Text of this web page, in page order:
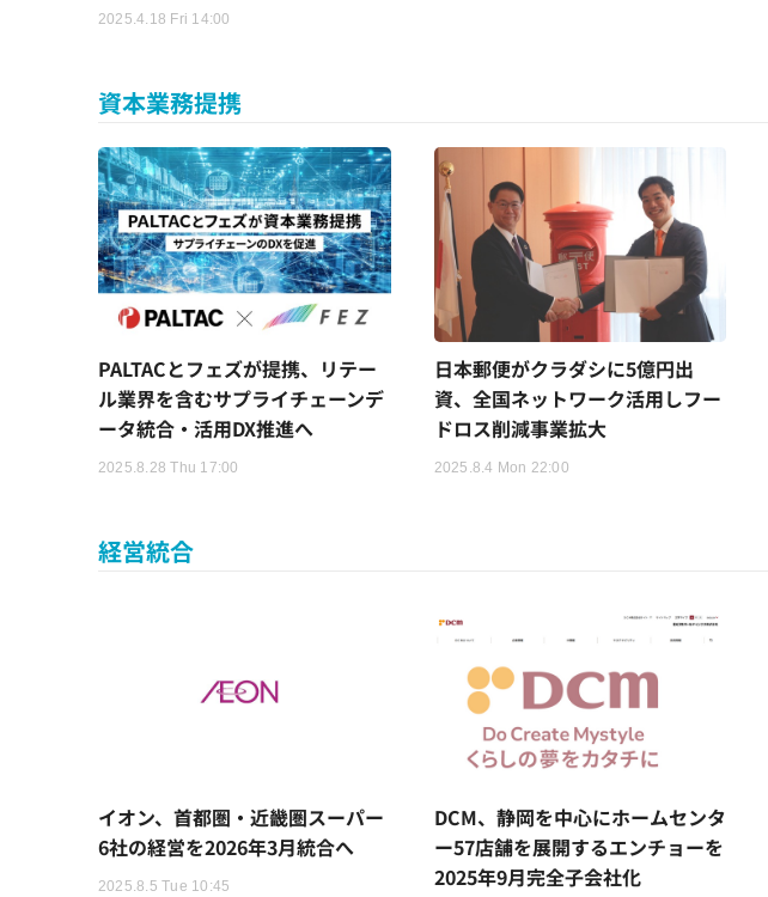
2025.4.18 Fri 14:00
資本業務提携
PALTACとフェズが提携、リテー
ル業界を含むサプライチェーンデ
ータ統合・活用DX推進へ
2025.8.28 Thu 17:00
日本郵便がクラダシに5億円出
資、全国ネットワーク活用しフー
ドロス削減事業拡大
2025.8.4 Mon 22:00
経営統合
イオン、首都圏・近畿圏スーパー
6社の経営を2026年3月統合へ
2025.8.5 Tue 10:45
DCM、静岡を中心にホームセンタ
ー57店舗を展開するエンチョーを
2025年9月完全子会社化